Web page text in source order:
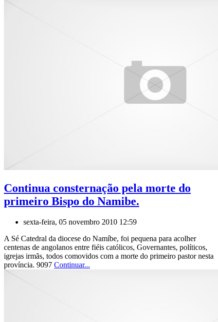
Continua consternação pela morte do
primeiro Bispo do Namibe.
sexta-feira, 05 novembro 2010 12:59
A Sé Catedral da diocese do Namíbe, foi pequena para acolher
centenas de angolanos entre fiéis católicos, Governantes, políticos,
igrejas irmãs, todos comovidos com a morte do primeiro pastor nesta
província. 9097 Continuar...